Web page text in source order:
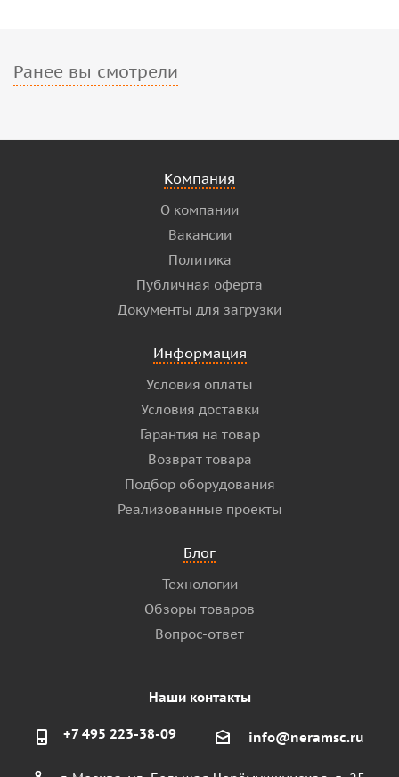
Ранее вы смотрели
Компания
О компании
Вакансии
Политика
Публичная оферта
Документы для загрузки
Информация
Условия оплаты
Условия доставки
Гарантия на товар
Возврат товара
Подбор оборудования
Реализованные проекты
Блог
Технологии
Обзоры товаров
Вопрос-ответ
Наши контакты
+7 495 223-38-09 info@neramsc.ru